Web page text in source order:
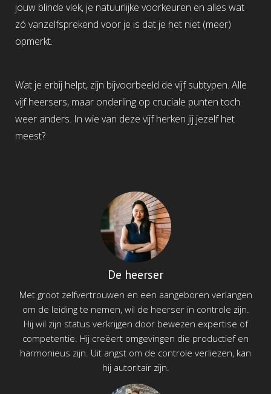
jouw blinde vlek, je natuurlijke voorkeuren en alles wat
zó vanzelfsprekend voor je is dat je het niet (meer)
opmerkt.
Wat je erbij helpt, zijn bijvoorbeeld de vijf subtypen. Alle
vijf heersers, maar onderling op cruciale punten toch
weer anders. In wie van deze vijf herken jij jezelf het
meest?
De heerser
Met groot zelfvertrouwen en een aangeboren verlangen
om de leiding te nemen, wil de heerser in controle zijn.
Hij wil zijn status verkrijgen door bewezen expertise of
competentie. Hij creëert omgevingen die productief en
harmonieus zijn. Uit angst om de controle verliezen, kan
hij autoritair zijn.